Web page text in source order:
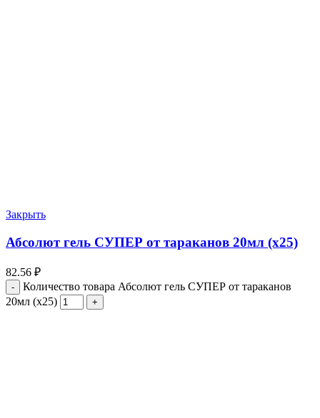
Закрыть
Абсолют гель СУПЕР от тараканов 20мл (х25)
82.56 ₽
Количество товара Абсолют гель СУПЕР от тараканов
20мл (х25)